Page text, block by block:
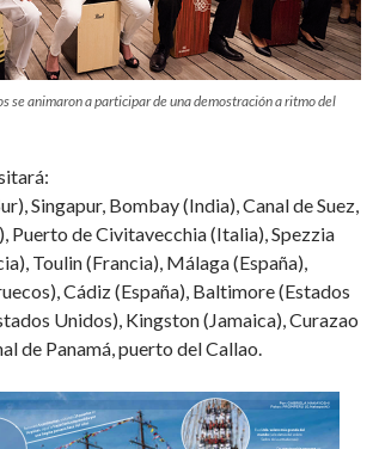
se animaron a participar de una demostración a ritmo del
Singapur, Bombay (India), Canal de Suez,
Puerto de Civitavecchia (Italia), Spezzia
Toulin (Francia), Málaga (España),
Cádiz (España), Baltimore (Estados
Unidos), Kingston (Jamaica), Curazao
de Panamá, puerto del Callao.